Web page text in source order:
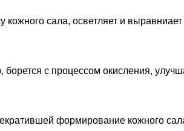
сала, осветляет и
борется с процессом окисления,
формирование кожного